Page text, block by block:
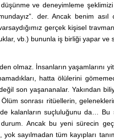
ve deneyimleme şeklimizi
der. Ancak benim asıl
gerçek kişisel
vb.) bununla iş birliği yapar ve
olmaz. İnsanların yaşamlarını
hatta ölülerini
son yaşananalar. Yakından
sonrası ritüellerin,
kalanların suçluluğunu da… Bu
Ancak bu yeni sürecin
sayılmadan tüm kayıpları